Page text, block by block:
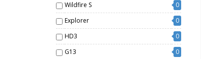
Wildfire S
0
Explorer
0
HD3
0
G13
0